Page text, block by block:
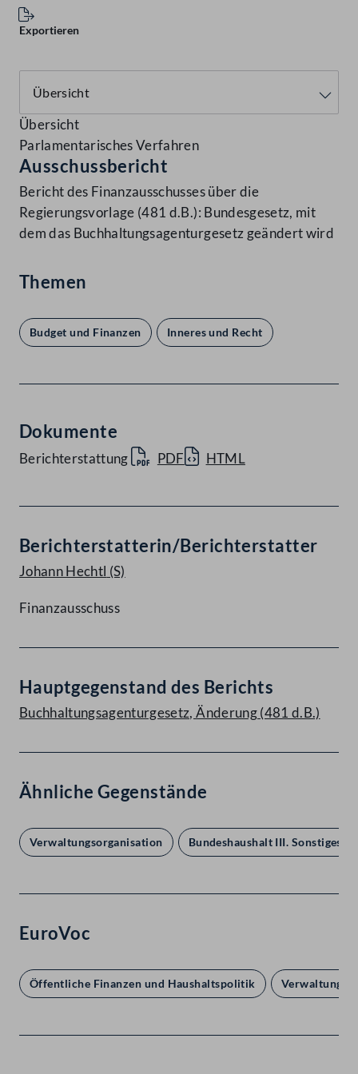
Exportieren
Übersicht
Parlamentarisches Verfahren
Ausschussbericht
Bericht des Finanzausschusses über die
Regierungsvorlage (481 d.B.): Bundesgesetz, mit
dem das Buchhaltungsagenturgesetz geändert wird
Themen
Budget und Finanzen Inneres und Recht
Dokumente
Berichterstattung PDF HTML
Berichterstatterin/Berichterstatter
Johann Hechtl (S)
Finanzausschuss
Hauptgegenstand des Berichts
Buchhaltungsagenturgesetz, Änderung (481 d.B.)
Ähnliche Gegenstände
Verwaltungsorganisation Bundeshaushalt III. Sonstiges
EuroVoc
Öffentliche Finanzen und Haushaltspolitik